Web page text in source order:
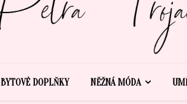
BYTOVÉ DOPLŇKY NĚŽNÁ MÓDA